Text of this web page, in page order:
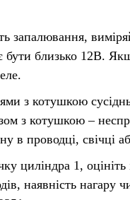
запалювання,
бути близько 12В.
з котушкою
з котушкою –
в проводці, свічці
циліндра 1,
наявність нагару